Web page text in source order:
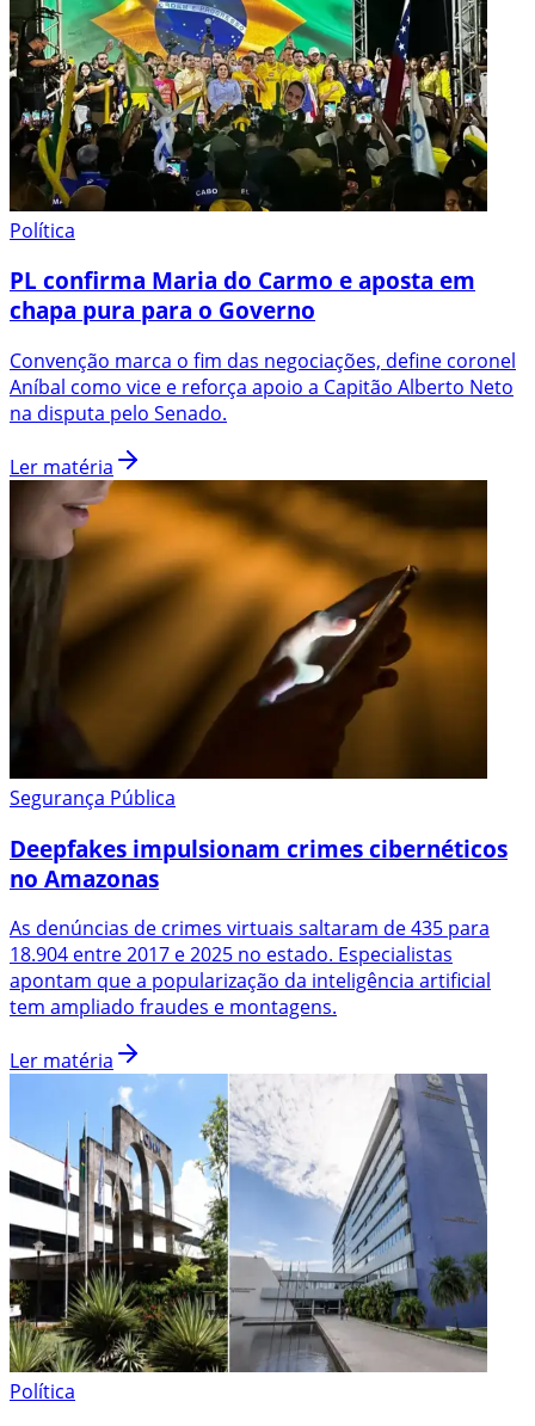
Política
PL confirma Maria do Carmo e aposta em
chapa pura para o Governo
Convenção marca o fim das negociações, define coronel
Aníbal como vice e reforça apoio a Capitão Alberto Neto
na disputa pelo Senado.
Ler matéria
Segurança Pública
Deepfakes impulsionam crimes cibernéticos
no Amazonas
As denúncias de crimes virtuais saltaram de 435 para
18.904 entre 2017 e 2025 no estado. Especialistas
apontam que a popularização da inteligência artificial
tem ampliado fraudes e montagens.
Ler matéria
Política